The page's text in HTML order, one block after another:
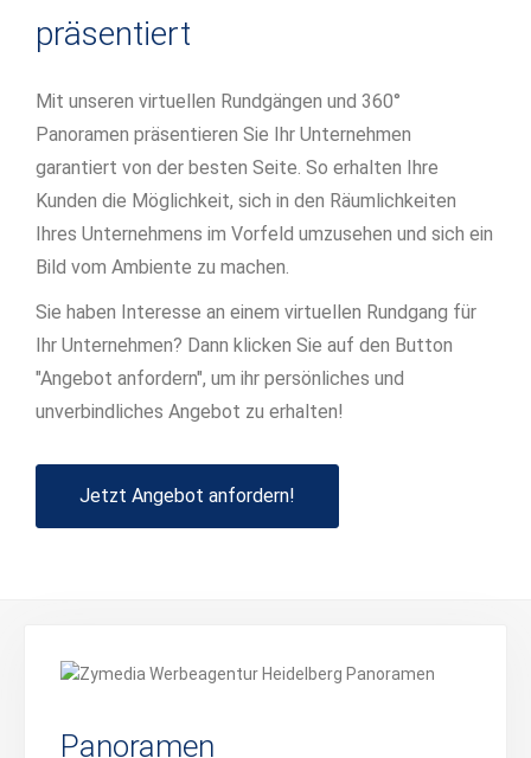
präsentiert
Mit unseren virtuellen Rundgängen und 360°
Panoramen präsentieren Sie Ihr Unternehmen
garantiert von der besten Seite. So erhalten Ihre
Kunden die Möglichkeit, sich in den Räumlichkeiten
Ihres Unternehmens im Vorfeld umzusehen und sich ein
Bild vom Ambiente zu machen.
Sie haben Interesse an einem virtuellen Rundgang für
Ihr Unternehmen? Dann klicken Sie auf den Button
"Angebot anfordern", um ihr persönliches und
unverbindliches Angebot zu erhalten!
Jetzt Angebot anfordern!
Panoramen